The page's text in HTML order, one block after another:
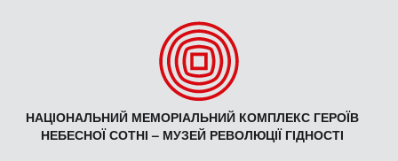
НАЦІОНАЛЬНИЙ МЕМОРІАЛЬНИЙ КОМПЛЕКС ГЕРОЇВ
НЕБЕСНОЇ СОТНІ – МУЗЕЙ РЕВОЛЮЦІЇ ГІДНОСТІ